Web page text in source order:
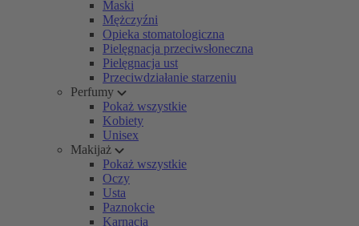
Maski
Mężczyźni
Opieka stomatologiczna
Pielęgnacja przeciwsłoneczna
Pielęgnacja ust
Przeciwdziałanie starzeniu
Perfumy
Pokaż wszystkie
Kobiety
Unisex
Makijaż
Pokaż wszystkie
Oczy
Usta
Paznokcie
Karnacja